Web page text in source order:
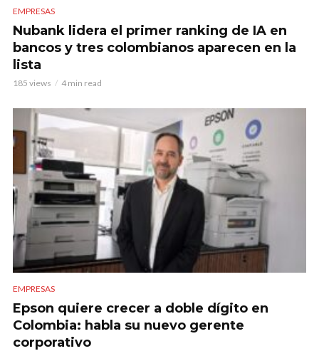
EMPRESAS
Nubank lidera el primer ranking de IA en
bancos y tres colombianos aparecen en la
lista
185 views 4 min read
EMPRESAS
Epson quiere crecer a doble dígito en
Colombia: habla su nuevo gerente
corporativo